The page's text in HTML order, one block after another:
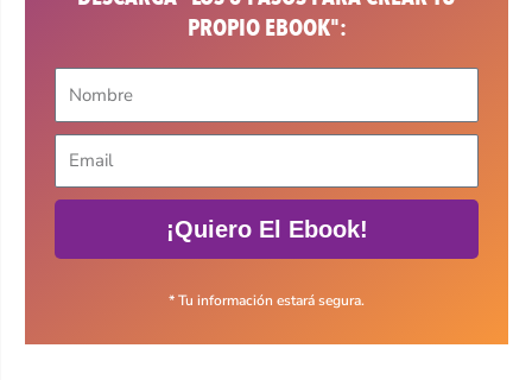
PROPIO EBOOK":
¡Quiero El Ebook!
* Tu información estará segura.